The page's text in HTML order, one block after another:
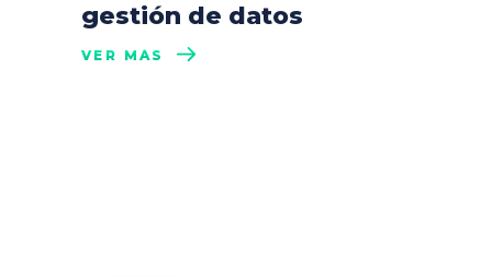
gestión de datos
VER MÁS